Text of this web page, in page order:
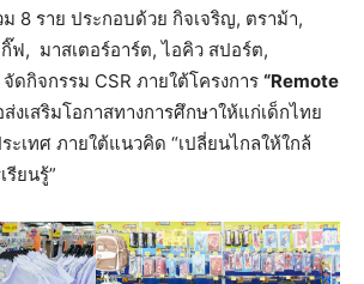
8 ราย ประกอบด้วย กิจเจริญ, ตราม้า,
ฟ, มาสเตอร์อาร์ต, ไอคิว สปอร์ต,
ดกิจกรรม CSR ภายใต้โครงการ “Remote
ส่งเสริมโอกาสทางการศึกษาให้แก่เด็กไทย
ะเทศ ภายใต้แนวคิด “เปลี่ยนไกลให้ใกล้
รียนรู้”